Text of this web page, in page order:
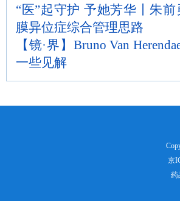
“医”起守护 予她芳华丨朱
膜异位症综合管理思路
【镜·界】Bruno Van
一些见解
京
药